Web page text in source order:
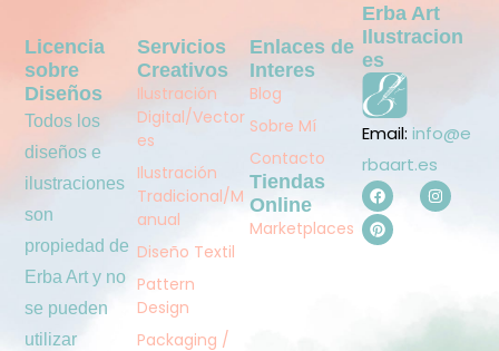
Erba Art
Ilustracion
Es
Email: info@e
rbaart.es
Enlaces de
Interes
Blog
Sobre Mí
Contacto
Tiendas
Online
Marketplaces
Servicios
Creativos
Ilustración
Digital/Vector
es
Ilustración
Tradicional/M
anual
Diseño Textil
Pattern
Design
Packaging /
Licencia
sobre
Diseños
Todos los
diseños e
ilustraciones
son
propiedad de
Erba Art y no
se pueden
utilizar